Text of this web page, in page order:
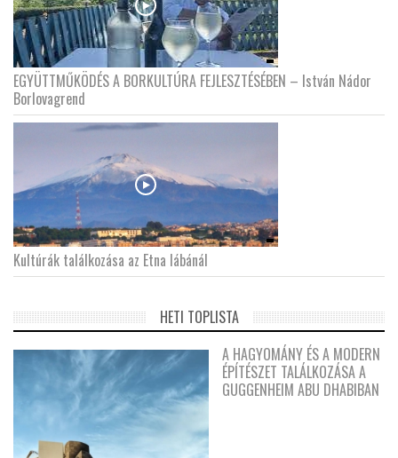
EGYÜTTMŰKÖDÉS A BORKULTÚRA FEJLESZTÉSÉBEN – István Nádor
Borlovagrend
Kultúrák találkozása az Etna lábánál
HETI TOPLISTA
A HAGYOMÁNY ÉS A MODERN
ÉPÍTÉSZET TALÁLKOZÁSA A
GUGGENHEIM ABU DHABIBAN